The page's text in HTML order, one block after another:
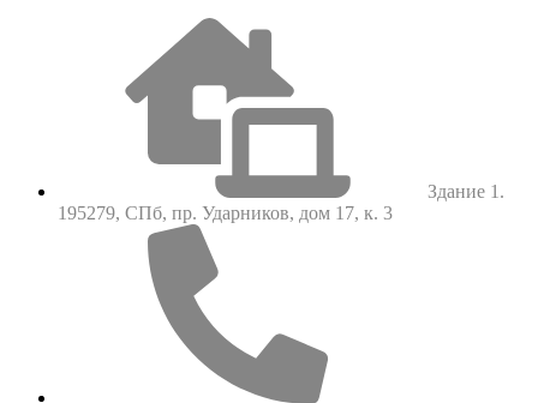
Здание 1.
195279, СПб, пр. Ударников, дом 17, к. 3